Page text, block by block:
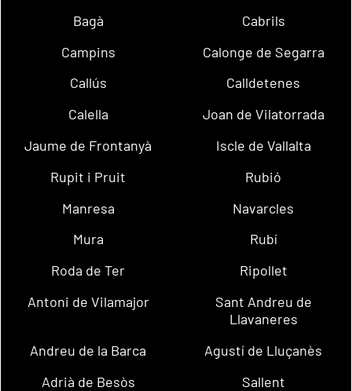
Bagà
Cabrils
Campins
Calonge de Segarra
Callús
Calldetenes
Calella
Joan de Vilatorrada
Jaume de Frontanyà
Iscle de Vallalta
Rupit i Pruit
Rubió
Manresa
Navarcles
Mura
Rubí
Roda de Ter
Ripollet
Antoni de Vilamajor
Sant Andreu de
Llavaneres
Andreu de la Barca
Agustí de Lluçanès
Adrià de Besòs
Sallent